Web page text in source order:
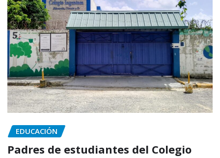
EDUCACIÓN
Padres de estudiantes del Colegio